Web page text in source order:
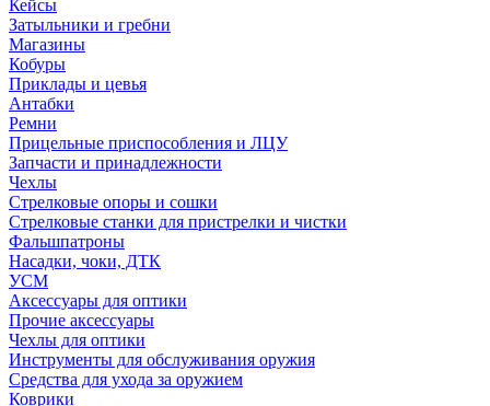
Кейсы
Затыльники и гребни
Магазины
Кобуры
Приклады и цевья
Антабки
Ремни
Прицельные приспособления и ЛЦУ
Запчасти и принадлежности
Чехлы
Стрелковые опоры и сошки
Стрелковые станки для пристрелки и чистки
Фальшпатроны
Насадки, чоки, ДТК
УСМ
Аксессуары для оптики
Прочие аксессуары
Чехлы для оптики
Инструменты для обслуживания оружия
Средства для ухода за оружием
Коврики